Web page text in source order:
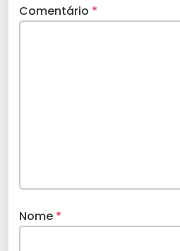
Comentário *
Nome *